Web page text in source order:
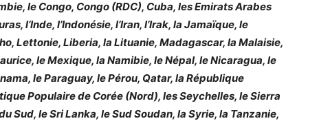
le Congo, Congo (RDC), Cuba, les Emirats Arabes
l’Inde, l’Indonésie, l’Iran, l’Irak, la Jamaïque, le
Lettonie, Liberia, la Lituanie, Madagascar, la Malaisie,
le Mexique, la Namibie, le Népal, le Nicaragua, le
le Paraguay, le Pérou, Qatar, la République
Populaire de Corée (Nord), les Seychelles, le Sierra
Sud, le Sri Lanka, le Sud Soudan, la Syrie, la Tanzanie,